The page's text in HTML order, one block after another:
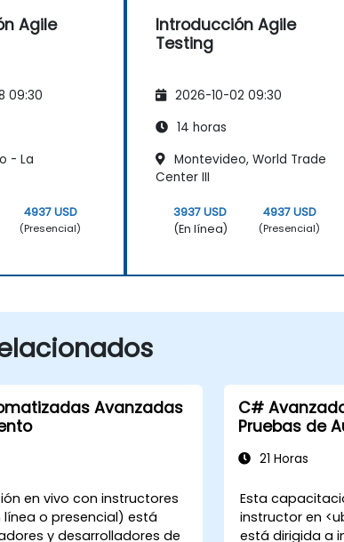
Agile
09:30
- La
4937 USD
(Presencial)
Introducción Agile
Testing
2026-10-02 09:30
14 horas
Montevideo, World Trade
Center III
3937 USD
(En línea)
4937 USD
(Presencial)
Avanzadas
en vivo con instructores
línea o presencial) está
y desarrolladores de
C#
Pruebas de
21 Horas
Esta
instructor en
está dirigida a